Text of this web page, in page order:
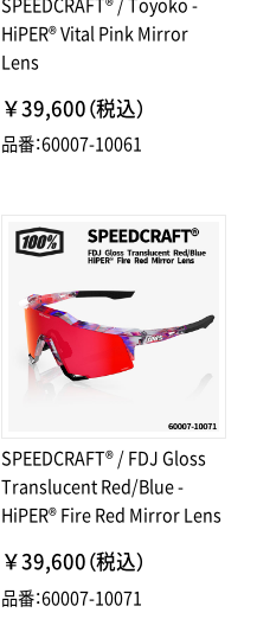
HiPER® Vital Pink Mirror
Lens
￥39,600（税込）
品番：60007-10061
SPEEDCRAFT® / FDJ Gloss
Translucent Red/Blue -
HiPER® Fire Red Mirror Lens
￥39,600（税込）
品番：60007-10071